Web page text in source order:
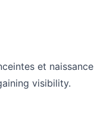
et
visibility.